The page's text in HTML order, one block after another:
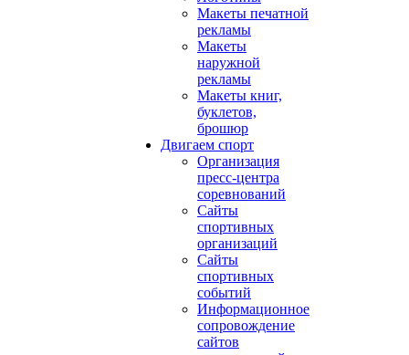
Макеты печатной
рекламы
Макеты
наружной
рекламы
Макеты книг,
буклетов,
брошюр
Двигаем спорт
Организация
пресс-центра
соревнований
Сайты
спортивных
организаций
Сайты
спортивных
событий
Информационное
сопровождение
сайтов